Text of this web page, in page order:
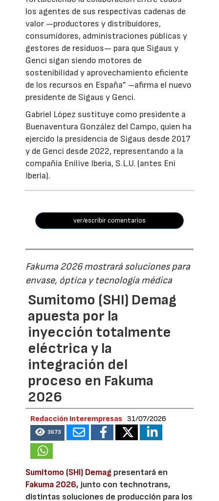
los agentes de sus respectivas cadenas de
valor —productores y distribuidores,
consumidores, administraciones públicas y
gestores de residuos— para que Sigaus y
Genci sigan siendo motores de
sostenibilidad y aprovechamiento eficiente
de los recursos en España” –afirma el nuevo
presidente de Sigaus y Genci.
Gabriel López sustituye como presidente a
Buenaventura González del Campo, quien ha
ejercido la presidencia de Sigaus desde 2017
y de Genci desde 2022, representando a la
compañía Enilive Iberia, S.L.U. (antes Eni
Iberia).
ver/escribir comentarios
Fakuma 2026 mostrará soluciones para
envase, óptica y tecnología médica
Sumitomo (SHI) Demag
apuesta por la
inyección totalmente
eléctrica y la
integración del
proceso en Fakuma
2026
Redacción Interempresas 31/07/2026
3673
Sumitomo (SHI) Demag presentará en
Fakuma 2026, junto con technotrans,
distintas soluciones de producción para los